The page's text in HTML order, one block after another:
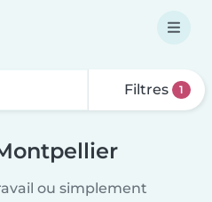
Filtres 1
ou simplement